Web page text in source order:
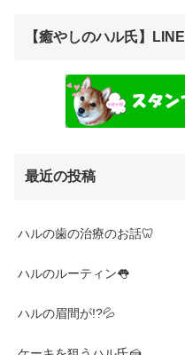
【癒やしのハル氏】
最近の投稿
ハルの歯の治療のお話🦷
ハルのルーティン👅
ハルの眉間が!?💦